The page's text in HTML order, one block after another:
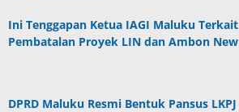
Ini Tenggapan Ketua IAGI Maluku Terkait
Pembatalan Proyek LIN dan Ambon
DPRD Maluku Resmi Bentuk Pansus LKPJ